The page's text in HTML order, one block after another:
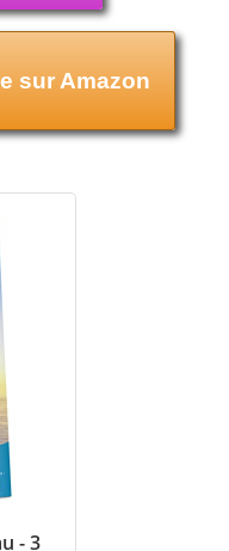
sur Amazon
- 3